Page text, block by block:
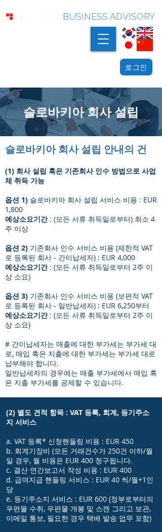
BUSINESS ADVISORY
로그인
슬로바키아 회사 설립
슬로바키아 회사 설립 안내의 건
(1) 회사 설립 혹은 기존회사 인수 방법으로 사업
체 취득 가능
옵션 1) 슬로바키아 회사 설립 서비스 비용 : EUR
1,800
예상소요기간: (모든 서류 취득일로부터) 최소 4
주 이상
옵션 2) 기존회사 인수 서비스 비용 (제한적 VAT
로 등록된 회사 - 간이납세자) : EUR 4,000
예상소요기간: (모든 서류 취득일로부터 2주 이
상 소요)
옵션 3) 기존회사 인수 서비스 비용 (보편적 VAT
로 등록된 회사 - 일반납세자) : EUR 6,250부터
예상소요기간: (모든 서류 취득일로부터 2주 이
상 소요)
# 간이납세자는 매출에 대한 부가세는 부가세 대
로, 매입 혹은 지출에 대한 부가세는 부가세 대로
납부해야 합니다.
일반납세자의 경우에는 매출 부가세에서 매입 혹
은 지출 부가세를 공제할 수 있습니다.
(2) 별도 견적 항목 : VAT 등록, 회계, 등기주소
지 서비스
a. VAT 등록* 신청핸들링 비용 : EUR 450
b. 회계기장비 (모든 거래건수가 250건 이하/월
일 경우, 월 비용은 EUR 400 청구됩니다.
c. 결산 연간보고서 작성 비용 : EUR 400
d. 급여지급 핸들링 서비스 : EUR 40 씩/월+1인
당
e. 등기주소지 서비스 : EUR 600 (정부로부터의
우편물 수취, 우편물 개봉 및 스캔 그리고 보관,
이메일 통보, 필요한 경우 택배 발송 업무 포함)